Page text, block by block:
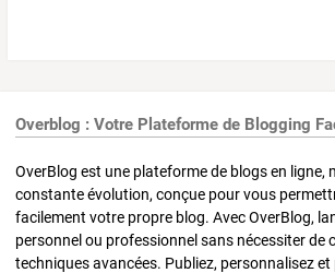
Overblog : Votre Plateforme de Blogging
OverBlog est une plateforme de blogs en ligne,
constante évolution, conçue pour vous
facilement votre propre blog. Avec OverBlog,
personnel ou professionnel sans nécessiter de
techniques avancées. Publiez, personnalisez